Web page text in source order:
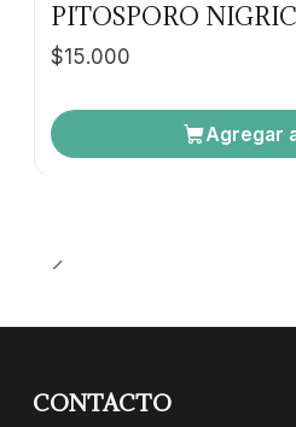
PITOSPORO
$15.000
Agregar
CONTACTO